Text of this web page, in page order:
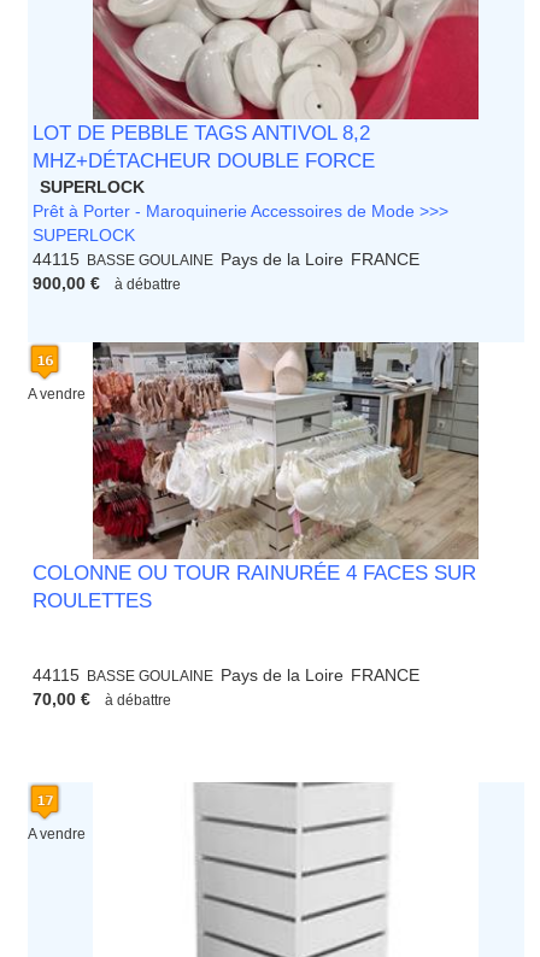
LOT DE PEBBLE TAGS ANTIVOL 8,2
MHZ+DÉTACHEUR DOUBLE FORCE
SUPERLOCK
Prêt à Porter - Maroquinerie Accessoires de Mode >>>
SUPERLOCK
44115
BASSE GOULAINE Pays de la Loire FRANCE
900,00 €
à débattre
A vendre
COLONNE OU TOUR RAINURÉE 4 FACES SUR
ROULETTES
44115 BASSE GOULAINE Pays de la Loire FRANCE
70,00 €
à débattre
A vendre